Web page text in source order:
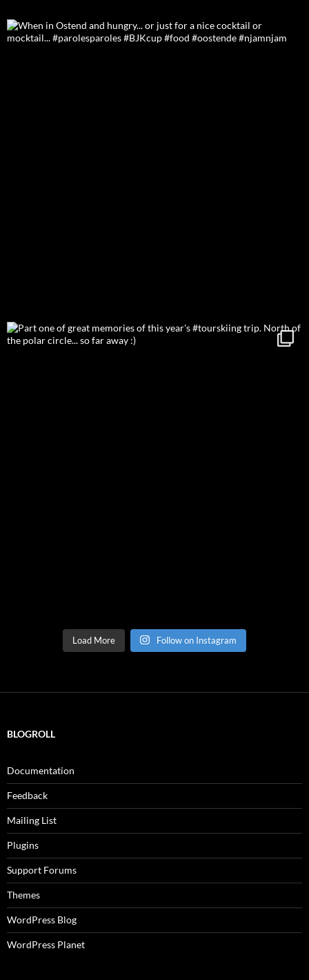
Load More Follow on Instagram
BLOGROLL
Documentation
Feedback
Mailing List
Plugins
Support Forums
Themes
WordPress Blog
WordPress Planet